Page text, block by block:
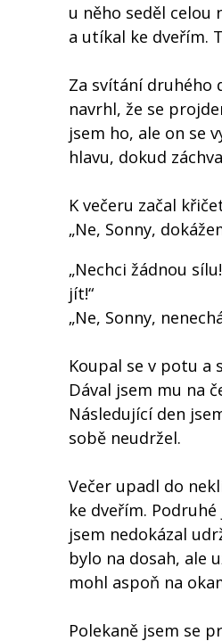
u něho seděl celou
a utíkal ke dveřím.
Za svítání druhého
navrhl, že se
jsem ho, ale on se
hlavu, dokud
K večeru začal
„Ne, Sonny,
„Nechci žádnou
jít!“
„Ne, Sonny,
Koupal se v potu a
Dával jsem mu na
Následující den
sobě neudržel.
Večer upadl do
ke dveřím.
jsem nedokázal
bylo na dosah, ale
mohl aspoň na
Polekaně jsem se